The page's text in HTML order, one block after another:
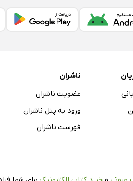
ناشران
عضویت ناشران
ورود به پنل ناشران
فهرست ناشران